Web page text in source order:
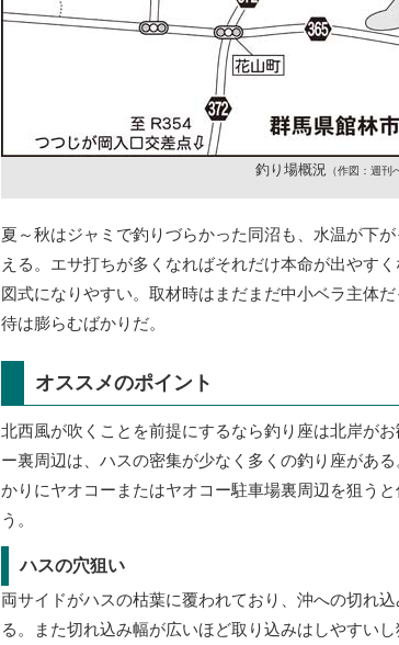
釣り場概況 （作図：週刊
夏～秋はジャミで釣りづらかった同沼も、水温が下
える。エサ打ちが多くなればそれだけ本命が出やす
図式になりやすい。取材時はまだまだ中小ベラ主体
待は膨らむばかりだ。
オススメのポイント
北西風が吹くことを前提にするなら釣り座は北岸が
ー裏周辺は、ハスの密集が少なく多くの釣り座がある
かりにヤオコーまたはヤオコー駐車場裏周辺を狙う
う。
ハスの穴狙い
両サイドがハスの枯葉に覆われており、沖への切れ
る。また切れ込み幅が広いほど取り込みはしやすい